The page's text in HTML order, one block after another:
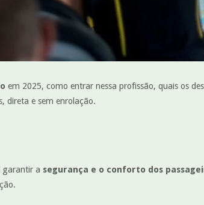
em 2025, como entrar nessa profissão, quais os
direta e sem enrolação.
garantir a segurança e o conforto dos